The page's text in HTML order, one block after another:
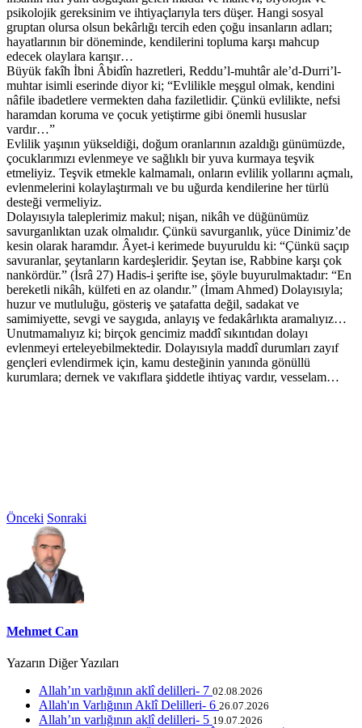
psikolojik gereksinim ve ihtiyaçlarıyla ters düşer. Hangi sosyal
gruptan olursa olsun bekârlığı tercih eden çoğu insanların adları;
hayatlarının bir döneminde, kendilerini topluma karşı mahcup
edecek olaylara karışır…
Büyük fakîh İbni Âbidîn hazretleri, Reddu’l-muhtâr ale’d-Durri’l-
muhtar isimli eserinde diyor ki; “Evlilikle meşgul olmak, kendini
nâfile ibadetlere vermekten daha faziletlidir. Çünkü evlilikte, nefsi
haramdan koruma ve çocuk yetiştirme gibi önemli hususlar
vardır…”
Evlilik yaşının yükseldiği, doğum oranlarının azaldığı günümüzde,
çocuklarımızı evlenmeye ve sağlıklı bir yuva kurmaya teşvik
etmeliyiz. Teşvik etmekle kalmamalı, onların evlilik yollarını açmalı,
evlenmelerini kolaylaştırmalı ve bu uğurda kendilerine her türlü
desteği vermeliyiz.
Dolayısıyla taleplerimiz makul; nişan, nikâh ve düğünümüz
savurganlıktan uzak olmalıdır. Çünkü savurganlık, yüce Dinimiz’de
kesin olarak haramdır. Âyet-i kerimede buyuruldu ki: “Çünkü saçıp
savuranlar, şeytanların kardeşleridir. Şeytan ise, Rabbine karşı çok
nankördür.” (İsrâ 27) Hadis-i şerifte ise, şöyle buyurulmaktadır: “En
bereketli nikâh, külfeti en az olandır.” (İmam Ahmed) Dolayısıyla;
huzur ve mutluluğu, gösteriş ve şatafatta değil, sadakat ve
samimiyette, sevgi ve saygıda, anlayış ve fedakârlıkta aramalıyız…
Unutmamalıyız ki; birçok gencimiz maddî sıkıntıdan dolayı
evlenmeyi erteleyebilmektedir. Dolayısıyla maddî durumları zayıf
gençleri evlendirmek için, kamu desteğinin yanında gönüllü
kurumlara; dernek ve vakıflara şiddetle ihtiyaç vardır, vesselam…
Önceki Sonraki
Mehmet Can
Yazarın Diğer Yazıları
Allah’ın varlığının aklî delilleri- 7 02.08.2026
Allah'ın Varlığının Aklî Delilleri- 6 26.07.2026
Allah’ın varlığının aklî delilleri- 5 19.07.2026